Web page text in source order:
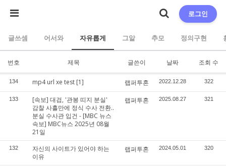
글쓰셈 어서와 자유롭게 그알 추모 정의구현
로그인
번호 제목 글쓴이 날짜 조회 수
134 mp4 url xe test [1] 랩퍼투혼 2022.12.28 322
133
[속보] 대검, '관봉 띠지 분실'
감찰 사흘만에 정식 수사 전환..
분실 수사관 입건 - [MBC 뉴스
속보] MBC뉴스 2025년 08월
21일
랩퍼투혼 2025.08.27 321
132
자신의 사이트가 있어야 하는
이유
랩퍼투혼 2024.05.01 320